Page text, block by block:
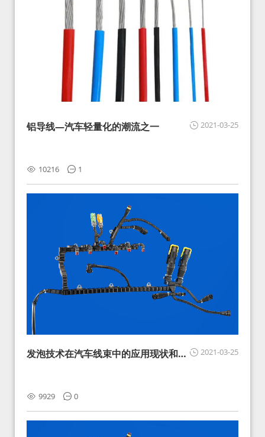
2021-03-25
铝导线—汽车轻量化的潮流之一
10216 1
2021-03-25
发泡技术在汽车线束中的应用现状和展
9929 0